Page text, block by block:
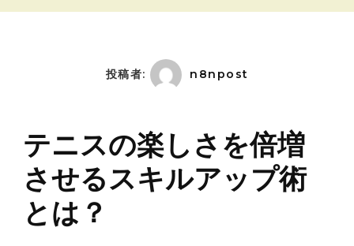
毎
努
を
投稿者: n8npost
テニスの楽しさを倍増
させるスキルアップ術
とは？